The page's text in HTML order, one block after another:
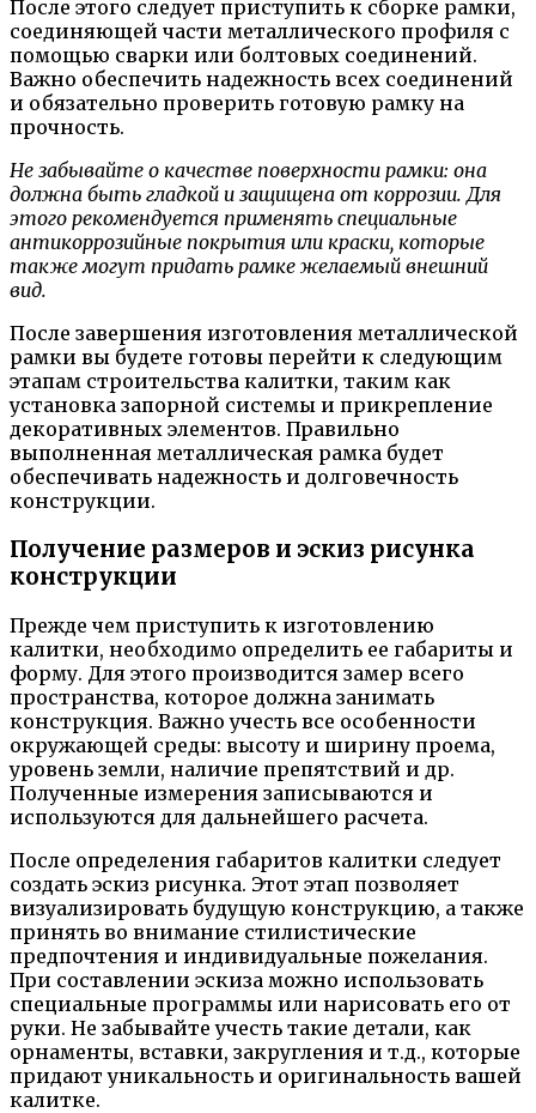
После этого следует приступить к сборке рамки,
соединяющей части металлического профиля с
помощью сварки или болтовых соединений.
Важно обеспечить надежность всех соединений
и обязательно проверить готовую рамку на
прочность.
Не забывайте о качестве поверхности рамки: она
должна быть гладкой и защищена от коррозии. Для
этого рекомендуется применять специальные
антикоррозийные покрытия или краски, которые
также могут придать рамке желаемый внешний
вид.
После завершения изготовления металлической
рамки вы будете готовы перейти к следующим
этапам строительства калитки, таким как
установка запорной системы и прикрепление
декоративных элементов. Правильно
выполненная металлическая рамка будет
обеспечивать надежность и долговечность
конструкции.
Получение размеров и эскиз рисунка
конструкции
Прежде чем приступить к изготовлению
калитки, необходимо определить ее габариты и
форму. Для этого производится замер всего
пространства, которое должна занимать
конструкция. Важно учесть все особенности
окружающей среды: высоту и ширину проема,
уровень земли, наличие препятствий и др.
Полученные измерения записываются и
используются для дальнейшего расчета.
После определения габаритов калитки следует
создать эскиз рисунка. Этот этап позволяет
визуализировать будущую конструкцию, а также
принять во внимание стилистические
предпочтения и индивидуальные пожелания.
При составлении эскиза можно использовать
специальные программы или нарисовать его от
руки. Не забывайте учесть такие детали, как
орнаменты, вставки, закругления и т.д., которые
придают уникальность и оригинальность вашей
калитке.